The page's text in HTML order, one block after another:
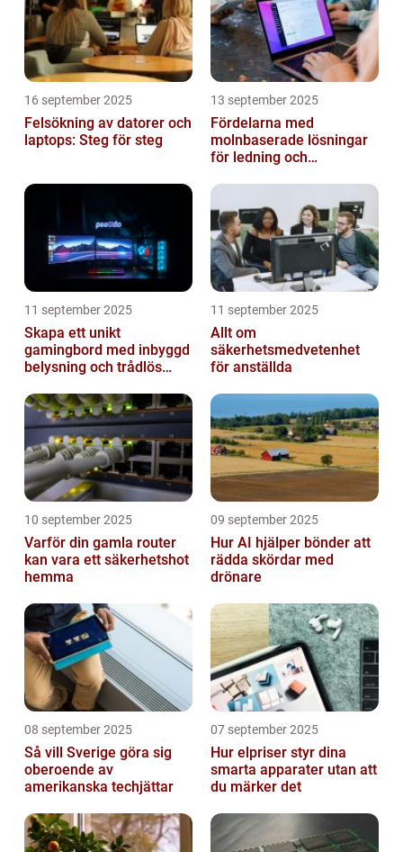
16 september 2025
Felsökning av datorer och
laptops: Steg för steg
13 september 2025
Fördelarna med
molnbaserade lösningar
för ledning och
11 september 2025
Skapa ett unikt
gamingbord med inbyggd
belysning och trådlös
11 september 2025
Allt om
säkerhetsmedvetenhet
för anställda
10 september 2025
Varför din gamla router
kan vara ett säkerhetshot
hemma
09 september 2025
Hur AI hjälper bönder att
rädda skördar med
drönare
08 september 2025
Så vill Sverige göra sig
oberoende av
amerikanska techjättar
07 september 2025
Hur elpriser styr dina
smarta apparater utan att
du märker det